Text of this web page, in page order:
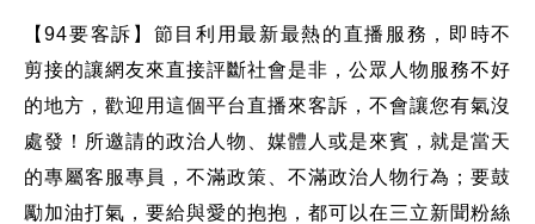
【94要客訴】節目利用最新最熱的直播服務，即時不
剪接的讓網友來直接評斷社會是非，公眾人物服務不好
的地方，歡迎用這個平台直播來客訴，不會讓您有氣沒
處發！所邀請的政治人物、媒體人或是來賓，就是當天
的專屬客服專員，不滿政策、不滿政治人物行為；要鼓
勵加油打氣，要給與愛的抱抱，都可以在三立新聞粉絲